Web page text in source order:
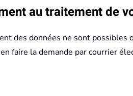
au traitement de
des données ne sont
faire la demande par courrier